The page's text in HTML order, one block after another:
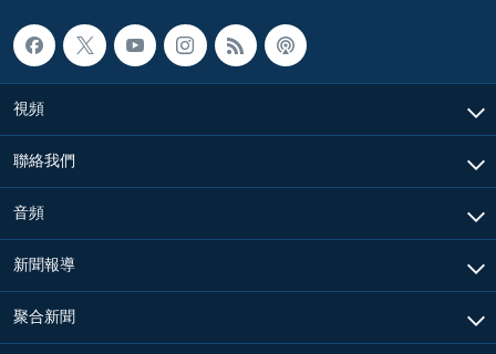
視頻
聯絡我們
音頻
新聞報導
聚合新聞